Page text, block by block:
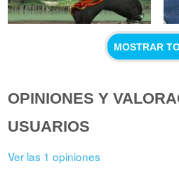
MOSTRAR
OPINIONES Y
USUARIOS
Ver las 1 opiniones